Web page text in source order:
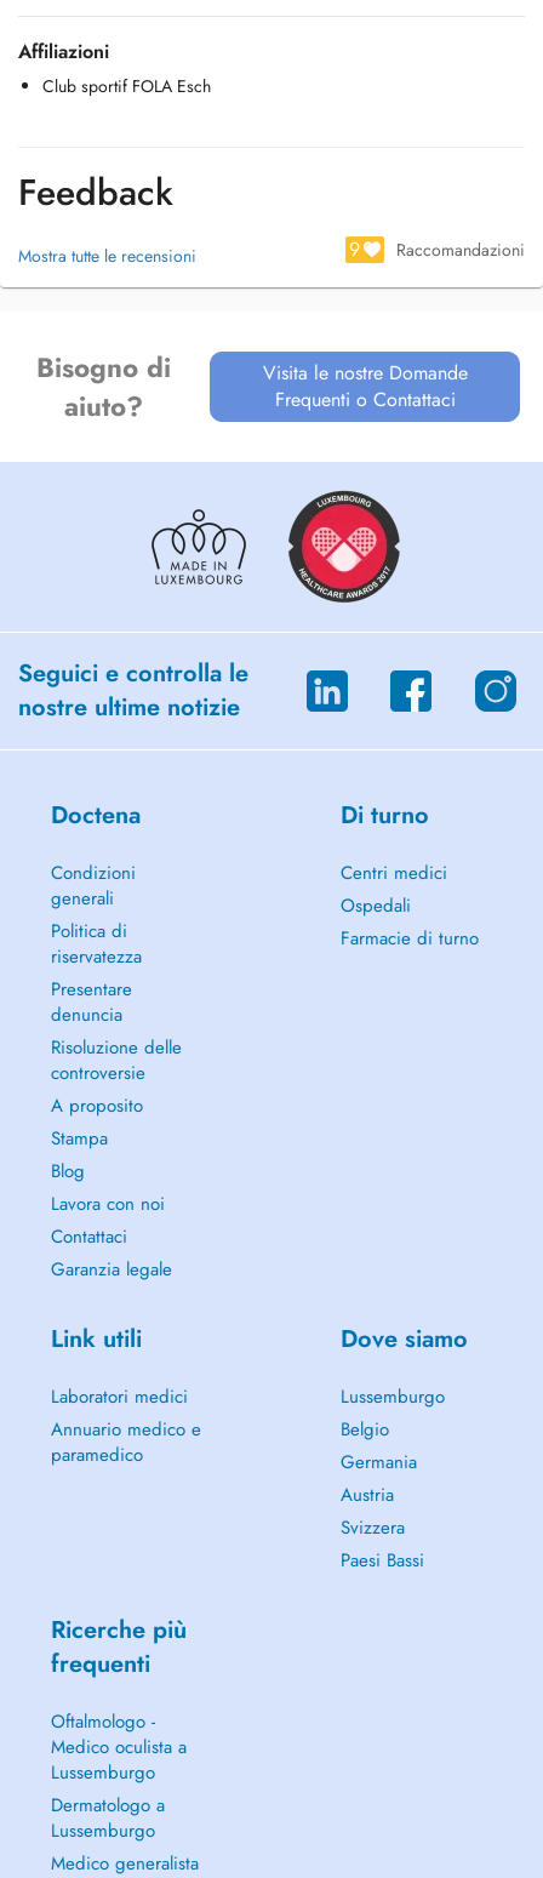
Affiliazioni
Club sportif FOLA Esch
Feedback
Mostra tutte le recensioni 9 Raccomandazioni
Bisogno di
aiuto?
Visita le nostre Domande
Frequenti o Contattaci
Seguici e controlla le
nostre ultime notizie
Doctena
Condizioni
generali
Politica di
riservatezza
Presentare
denuncia
Risoluzione delle
controversie
A proposito
Stampa
Blog
Lavora con noi
Contattaci
Garanzia legale
Di turno
Centri medici
Ospedali
Farmacie di turno
Link utili
Laboratori medici
Annuario medico e
paramedico
Dove siamo
Lussemburgo
Belgio
Germania
Austria
Svizzera
Paesi Bassi
Ricerche più
frequenti
Oftalmologo -
Medico oculista a
Lussemburgo
Dermatologo a
Lussemburgo
Medico generalista